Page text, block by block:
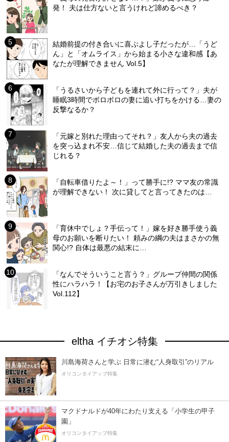
発！ 夫は仕方ないと言うけれど諦めるべき？
結婚前提の付き合いに喜ぶよし子だったが…「うど
ん」と「オムライス」から始まる小さな違和感【あ
なたが理解できません Vol.5】
「うるさいから子どもを連れて外に行って？」夫が
睡眠3時間でボロボロの妻に追い打ちをかける…妻の
反撃なるか？
「元嫁と別れた理由ってそれ？」友人から夫の過去
を突っ込まれ不安…信じて結婚した夫の過去まで信
じれる？
「自転車借りたよ～！」って勝手に!? ママ友の常識
が理解できない！ 次に貸してと言ってきたのは…
「育休中でしょ？手伝って！」嫁を好き勝手使う義
母のお願いを断りたい！ 頼みの綱の夫はまさかの無
関心!? 自体は最悪の結末に…
「なんでそういうこと言う？」グループ仲間の関係
性にハラハラ！【お宅のお子さんが万引きしました
Vol.112】
eltha イチオシ特集
川島海荷さんと学ぶ 日常に潜む“人身取引”のリアル
オリコンタイアップ特集
マクドナルドが40年にわたり支える「小学生の甲子
園」
オリコンタイアップ特集